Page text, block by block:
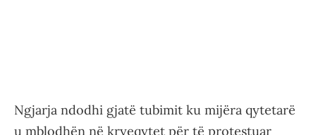
Ngjarja ndodhi gjatë tubimit ku mijëra qytetarë
u mblodhën në kryeqytet për të protestuar